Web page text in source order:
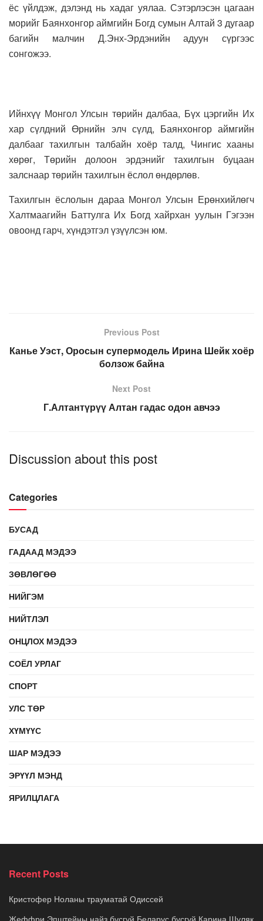
ёс үйлдэж, дэлэнд нь хадаг уялаа. Сэтэрлэсэн цагаан
морийг Баянхонгор аймгийн Богд сумын Алтай 3 дугаар
багийн малчин Д.Энх-Эрдэнийн адуун сүргээс
сонгожээ.
Ийнхүү Монгол Улсын төрийн далбаа, Бүх цэргийн Их
хар сүлдний Өрнийн элч сүлд, Баянхонгор аймгийн
далбааг тахилгын талбайн хоёр талд, Чингис хааны
хөрөг, Төрийн долоон эрдэнийг тахилгын буцаан
залснаар төрийн тахилгын ёслол өндөрлөв.
Тахилгын ёслолын дараа Монгол Улсын Ерөнхийлөгч
Халтмаагийн Баттулга Их Богд хайрхан уулын Гэгээн
овоонд гарч, хүндэтгэл үзүүлсэн юм.
Previous Post
Канье Уэст, Оросын супермодель Ирина Шейк хоёр
болзож байна
Next Post
Г.Алтантүрүү Алтан гадас одон авчээ
Discussion about this post
Categories
БУСАД
ГАДААД МЭДЭЭ
ЗӨВЛӨГӨӨ
НИЙГЭМ
НИЙТЛЭЛ
ОНЦЛОХ МЭДЭЭ
СОЁЛ УРЛАГ
СПОРТ
УЛС ТӨР
ХҮМҮҮС
ШАР МЭДЭЭ
ЭРҮҮЛ МЭНД
ЯРИЛЦЛАГА
Recent Posts
Кристофер Ноланы трауматай Одиссей